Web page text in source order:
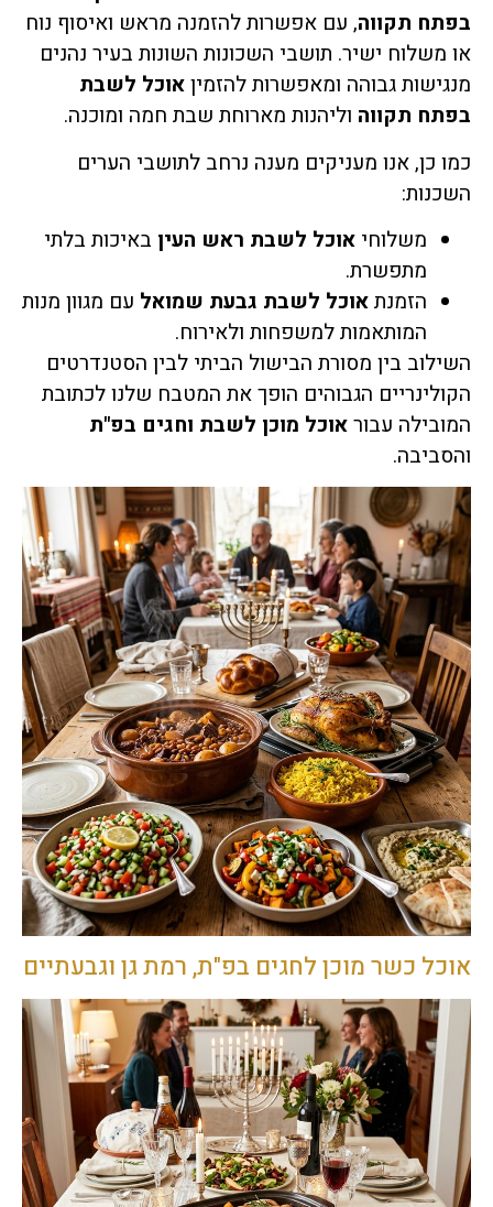
בפתח תקווה, עם אפשרות להזמנה מראש ואיסוף נוח
או משלוח ישיר. תושבי השכונות השונות בעיר נהנים
מנגישות גבוהה ומאפשרות להזמיןאוכל לשבת
בפתח תקווה וליהנות מארוחת שבת חמה ומוכנה.
כמו כן, אנו מעניקים מענה נרחב לתושבי הערים
השכנות:
משלוחי אוכל לשבת ראש העין באיכות בלתי
מתפשרת.
הזמנתאוכל לשבת גבעת שמואל עם מגוון מנות
המותאמות למשפחות ולאירוח.
השילוב בין מסורת הבישול הביתי לבין הסטנדרטים
הקולינריים הגבוהים הופך את המטבח שלנו לכתובת
המובילה עבוראוכל מוכן לשבת וחגים בפ"ת
והסביבה.
אוכל כשר מוכן לחגים בפ"ת, רמת גן וגבעתיים